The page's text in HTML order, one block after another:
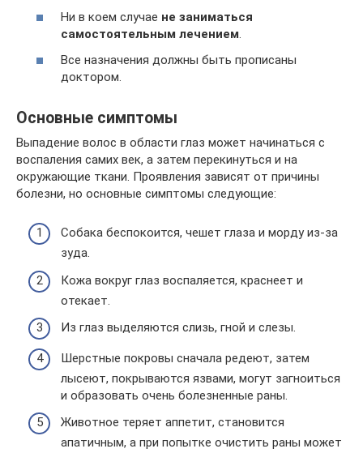
Ни в коем случае не заниматься
самостоятельным лечением.
Все назначения должны быть прописаны
доктором.
Основные симптомы
Выпадение волос в области глаз может начинаться с
воспаления самих век, а затем перекинуться и на
окружающие ткани. Проявления зависят от причины
болезни, но основные симптомы следующие:
Собака беспокоится, чешет глаза и морду из-за
зуда.
Кожа вокруг глаз воспаляется, краснеет и
отекает.
Из глаз выделяются слизь, гной и слезы.
Шерстные покровы сначала редеют, затем
лысеют, покрываются язвами, могут загноиться
и образовать очень болезненные раны.
Животное теряет аппетит, становится
апатичным, а при попытке очистить раны может